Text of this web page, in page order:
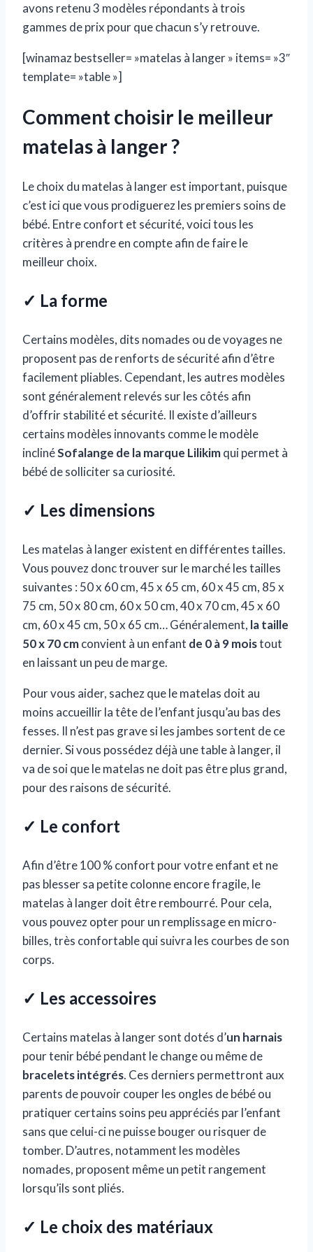
avons retenu 3 modèles répondants à trois
gammes de prix pour que chacun s’y retrouve.
[winamaz bestseller= »matelas à langer » items= »3″
template= »table »]
Comment choisir le meilleur
matelas à langer ?
Le choix du matelas à langer est important, puisque
c’est ici que vous prodiguerez les premiers soins de
bébé. Entre confort et sécurité, voici tous les
critères à prendre en compte afin de faire le
meilleur choix.
✓ La forme
Certains modèles, dits nomades ou de voyages ne
proposent pas de renforts de sécurité afin d’être
facilement pliables. Cependant, les autres modèles
sont généralement relevés sur les côtés afin
d’offrir stabilité et sécurité. Il existe d’ailleurs
certains modèles innovants comme le modèle
inclinéSofalange de la marque Lilikimqui permet à
bébé de solliciter sa curiosité.
✓ Les dimensions
Les matelas à langer existent en différentes tailles.
Vous pouvez donc trouver sur le marché les tailles
suivantes : 50 x 60 cm, 45 x 65 cm, 60 x 45 cm, 85 x
75 cm, 50 x 80 cm, 60 x 50 cm, 40 x 70 cm, 45 x 60
cm, 60 x 45 cm, 50 x 65 cm… Généralement, la taille
50 x 70 cmconvient à un enfant de 0 à 9 moistout
en laissant un peu de marge.
Pour vous aider, sachez que le matelas doit au
moins accueillir la tête de l’enfant jusqu’au bas des
fesses. Il n’est pas grave si les jambes sortent de ce
dernier. Si vous possédez déjà une table à langer, il
va de soi que le matelas ne doit pas être plus grand,
pour des raisons de sécurité.
✓ Le confort
Afin d’être 100 % confort pour votre enfant et ne
pas blesser sa petite colonne encore fragile, le
matelas à langer doit être rembourré. Pour cela,
vous pouvez opter pour un remplissage en micro-
billes, très confortable qui suivra les courbes de son
corps.
✓ Les accessoires
Certains matelas à langer sont dotés d’un harnais
pour tenir bébé pendant le change ou même de
bracelets intégrés. Ces derniers permettront aux
parents de pouvoir couper les ongles de bébé ou
pratiquer certains soins peu appréciés par l’enfant
sans que celui-ci ne puisse bouger ou risquer de
tomber. D’autres, notamment les modèles
nomades, proposent même un petit rangement
lorsqu’ils sont pliés.
✓ Le choix des matériaux